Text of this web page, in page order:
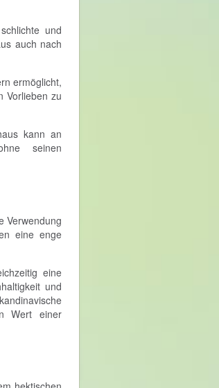
und
auch nach
ermöglicht,
Vorlieben zu
kann an
seinen
Verwendung
eine enge
eine
und
Wert einer